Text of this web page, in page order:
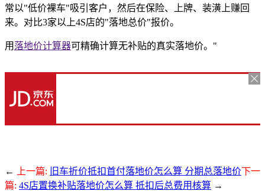
常以"低价裸车"吸引客户，然后在保险、上牌、装潢上赚回
来。对比3家以上4S店的"落地总价"报价。
用 落地价计算器可精确计算无补贴的真实落地价。"
← 上一篇: 旧车折价抵扣首付落地价怎么算 分期总落地价下一
篇: 4S店置换补贴落地价怎么算 抵扣后总费用核算 →